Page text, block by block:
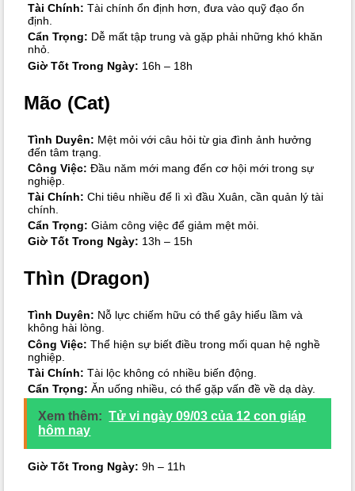
Tài Chính: Tài chính ổn định hơn, đưa vào quỹ đạo ổn
định.
Cẩn Trọng: Dễ mất tập trung và gặp phải những khó khăn
nhỏ.
Giờ Tốt Trong Ngày: 16h – 18h
Mão (Cat)
Tình Duyên: Mệt mỏi với câu hỏi từ gia đình ảnh hưởng
đến tâm trạng.
Công Việc: Đầu năm mới mang đến cơ hội mới trong sự
nghiệp.
Tài Chính: Chi tiêu nhiều để lì xì đầu Xuân, cần quản lý tài
chính.
Cẩn Trọng: Giảm công việc để giảm mệt mỏi.
Giờ Tốt Trong Ngày: 13h – 15h
Thìn (Dragon)
Tình Duyên: Nỗ lực chiếm hữu có thể gây hiểu lầm và
không hài lòng.
Công Việc: Thể hiện sự biết điều trong mối quan hệ nghề
nghiệp.
Tài Chính: Tài lộc không có nhiều biến động.
Cẩn Trọng: Ăn uống nhiều, có thể gặp vấn đề về dạ dày.
Xem thêm: Tử vi ngày 09/03 của 12 con giáp
hôm nay
Giờ Tốt Trong Ngày: 9h – 11h